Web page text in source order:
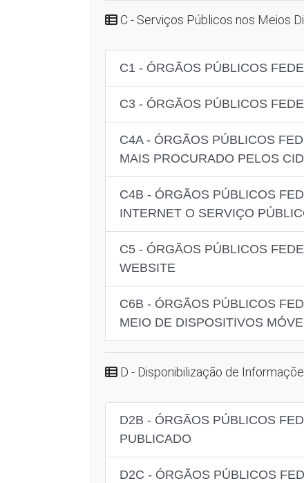
C - Serviços Públicos nos Meios
C1 - ÓRGÃOS PÚBLICOS
C3 - ÓRGÃOS PÚBLICOS
C4A - ÓRGÃOS PÚBLICOS
MAIS PROCURADO PELOS
C4B - ÓRGÃOS PÚBLICOS
INTERNET O SERVIÇO
C5 - ÓRGÃOS PÚBLICOS
WEBSITE
C6B - ÓRGÃOS PÚBLICOS
MEIO DE DISPOSITIVOS
D - Disponibilização de
D2B - ÓRGÃOS PÚBLICOS
PUBLICADO
D2C - ÓRGÃOS PÚBLICOS